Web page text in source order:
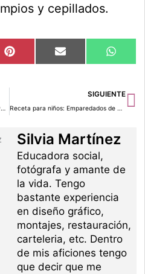
y cepillados.
Compartir
en
Pinterest Compartir
en
Email
en
Preguntas más frecuentes sobre la varicela
SIGUIENTE
Receta para niños: Emparedados de plátano
Silvia Martínez
Educadora social,
fotógrafa y amante de
la vida. Tengo
bastante experiencia
en diseño gráfico,
montajes, restauración,
carteleria, etc. Dentro
de mis aficiones tengo
que decir que me